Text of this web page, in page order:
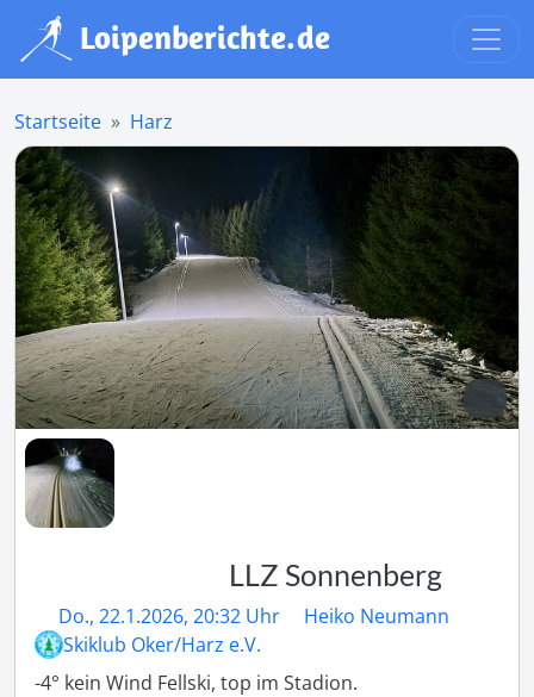
Startseite Harz
LLZ Sonnenberg
Do., 22.1.2026, 20:32 Uhr
Heiko Neumann
Skiklub Oker/Harz e.V.
-4° kein Wind Fellski, top im Stadion.